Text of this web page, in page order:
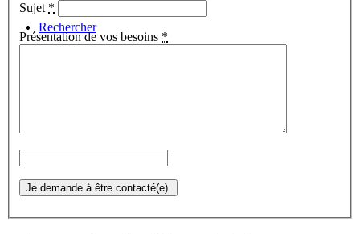
Rechercher
Sujet *
Présentation de vos besoins *